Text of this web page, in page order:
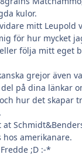
kulor.
mitt Leupold
för hur mycket
följa mitt eget
grejor även
på dina länkar
hur det skapar
amerikanare.
;D :-*